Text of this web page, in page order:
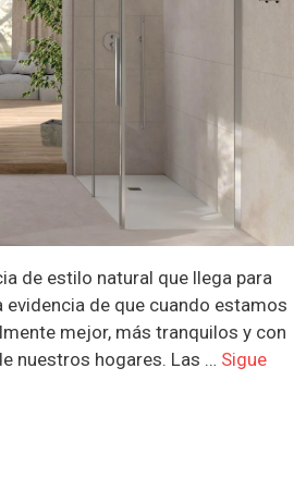
de estilo natural que llega para
de que cuando estamos
mejor, más tranquilos y con
nuestros hogares. Las … Sigue